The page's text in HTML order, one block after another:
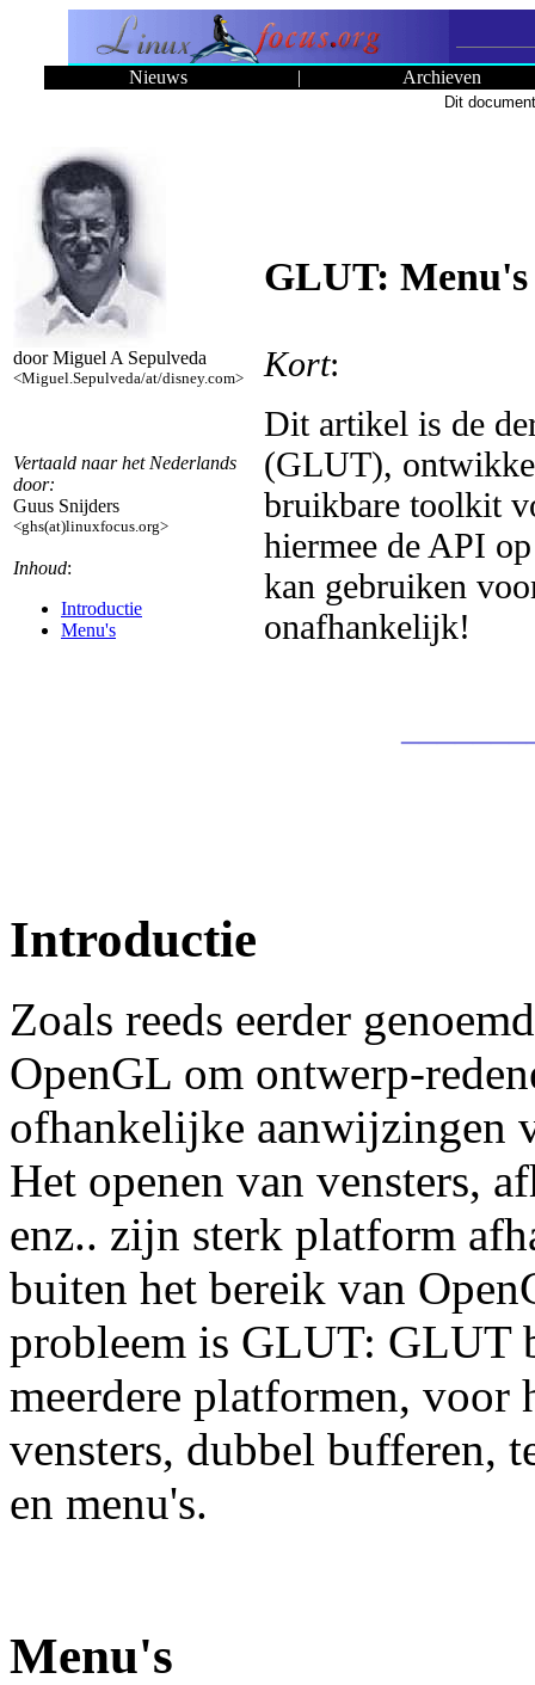
Nieuws | Archieven
Dit
door Miguel A Sepulveda
<Miguel.Sepulveda/at/disney.com>
Vertaald naar het Nederlands
door:
Guus Snijders
<ghs(at)linuxfocus.org>
Inhoud:
Introductie
Menu's
GLUT:
Kort:
Dit artikel is de
(GLUT),
bruikbare toolkit
hiermee de API
kan gebruiken
onafhankelijk!
Introductie
Zoals reeds eerder
OpenGL om ontwerp-
ofhankelijke aanwijzingen
Het openen van vensters,
enz.. zijn sterk platform
buiten het bereik van
probleem is GLUT: GLUT
meerdere platformen, voor
vensters, dubbel bufferen,
en menu's.
Menu's